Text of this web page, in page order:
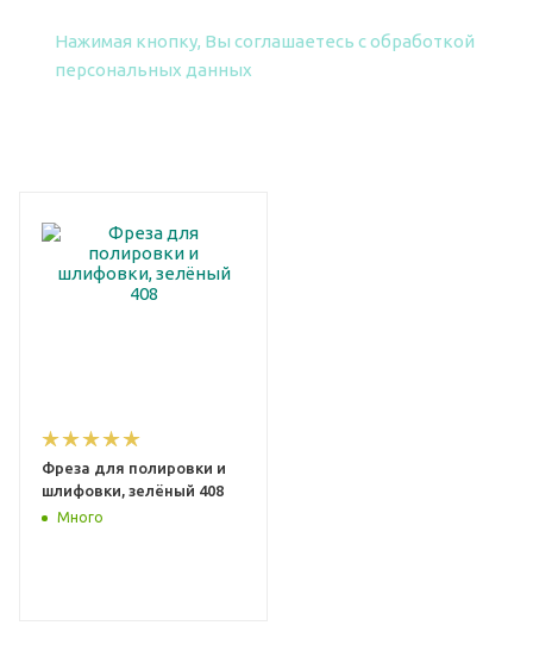
Нажимая кнопку, Вы соглашаетесь с обработкой
персональных данных
Фреза для полировки и
шлифовки, зелёный 408
Много